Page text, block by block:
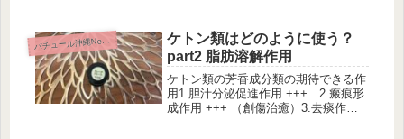
どうぞ(*^^*) 内容の一部を抜粋します
ね。◎モノテルペン炭化水素類...
パ
チュール沖縄News
ケトン類はどのように使う？
part2 脂肪溶解作用
ケトン類の芳香成分類の期待できる作
用1.胆汁分泌促進作用 +++ 2.瘢痕形
成作用 +++ （創傷治癒）3.去痰作用